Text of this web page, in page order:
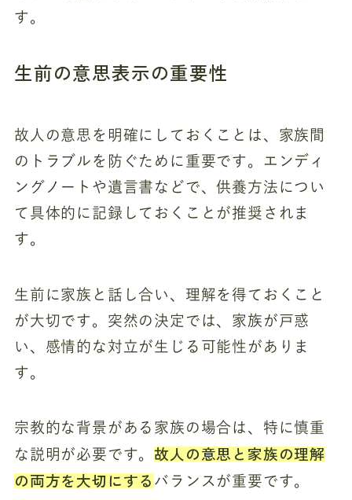
す。
生前の意思表示の重要性
故人の意思を明確にしておくことは、家族間
のトラブルを防ぐために重要です。エンディ
ングノートや遺言書などで、供養方法につい
て具体的に記録しておくことが推奨されま
す。
生前に家族と話し合い、理解を得ておくこと
が大切です。突然の決定では、家族が戸惑
い、感情的な対立が生じる可能性がありま
す。
宗教的な背景がある家族の場合は、特に慎重
な説明が必要です。故人の意思と家族の理解
の両方を大切にするバランスが重要です。